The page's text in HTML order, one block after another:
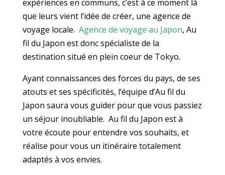
expériences en communs, c’est à ce moment là
que leurs vient l’idée de créer, une agence de
voyage locale. Agence de voyage au Japon, Au
fil du Japon est donc spécialiste de la
destination situé en plein coeur de Tokyo.
Ayant connaissances des forces du pays, de ses
atouts et ses spécificités, l’équipe d’Au fil du
Japon saura vous guider pour que vous passiez
un séjour inoubliable. Au fil du Japon est à
votre écoute pour entendre vos souhaits, et
réalise pour vous un itinéraire totalement
adaptés à vos envies.